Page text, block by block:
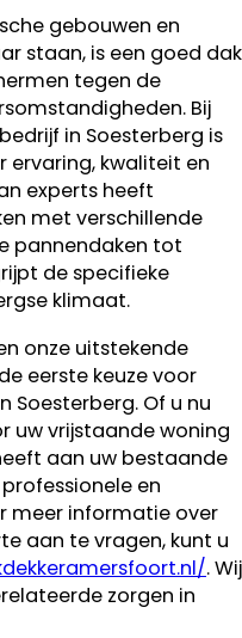
gebouwen en
staan, is een goed dak
tegen de
Bij
in Soesterberg is
ervaring, kwaliteit en
experts heeft
met verschillende
pannendaken tot
de specifieke
klimaat.
onze uitstekende
eerste keuze voor
Of u nu
uw vrijstaande woning
aan uw bestaande
en
meer informatie over
aan te vragen, kunt u
. Wij
zorgen in